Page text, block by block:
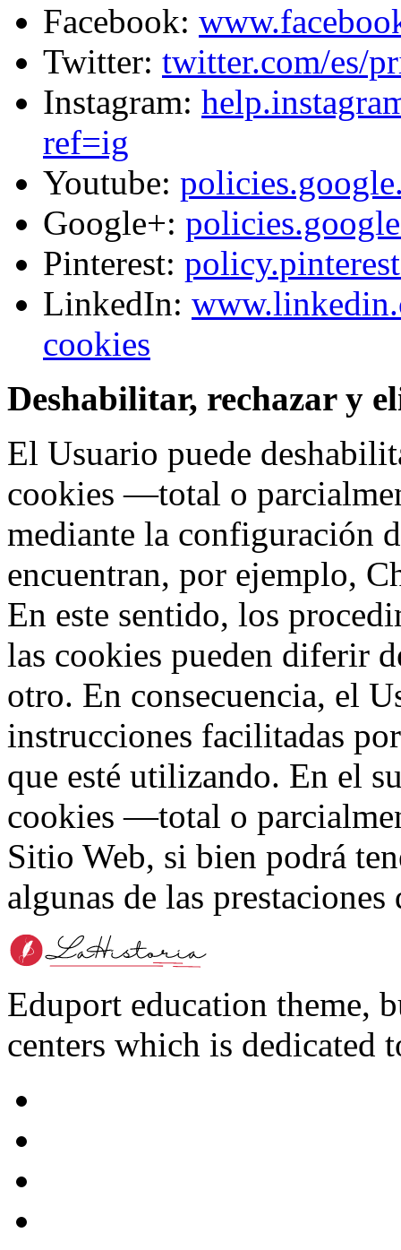
Facebook:
Twitter: twitter.com/es/
Instagram:
ref=ig
Youtube:
Google+:
Pinterest:
LinkedIn:
cookies
Deshabilitar, rechazar y
El Usuario puede
cookies —total o
mediante la configuración
encuentran, por ejemplo,
En este sentido, los
las cookies pueden diferir
otro. En consecuencia, el
instrucciones facilitadas
que esté utilizando. En el
cookies —total o
Sitio Web, si bien podrá
algunas de las
Eduport education theme,
centers which is dedicated